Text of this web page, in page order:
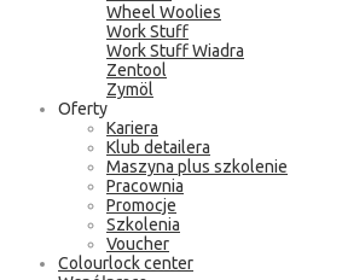
Wheel Woolies
Work Stuff
Work Stuff Wiadra
Zentool
Zymöl
Oferty
Kariera
Klub detailera
Maszyna plus szkolenie
Pracownia
Promocje
Szkolenia
Voucher
Colourlock center